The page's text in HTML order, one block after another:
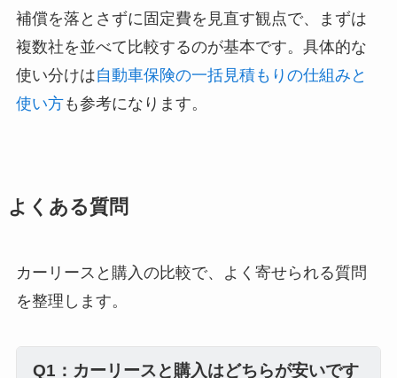
補償を落とさずに固定費を見直す観点で、まずは
複数社を並べて比較するのが基本です。具体的な
使い分けは自動車保険の一括見積もりの仕組みと
使い方も参考になります。
よくある質問
カーリースと購入の比較で、よく寄せられる質問
を整理します。
Q1：カーリースと購入はどちらが安いです